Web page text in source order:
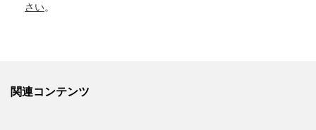
さい。
関連コンテンツ